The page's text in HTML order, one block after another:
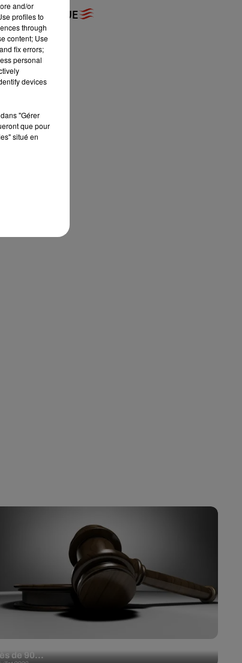
+ DE MUSIQUE
de 90...
and/or
profiles to
through
content; Use
fix errors;
personal
devices
"Gérer
que pour
situé en